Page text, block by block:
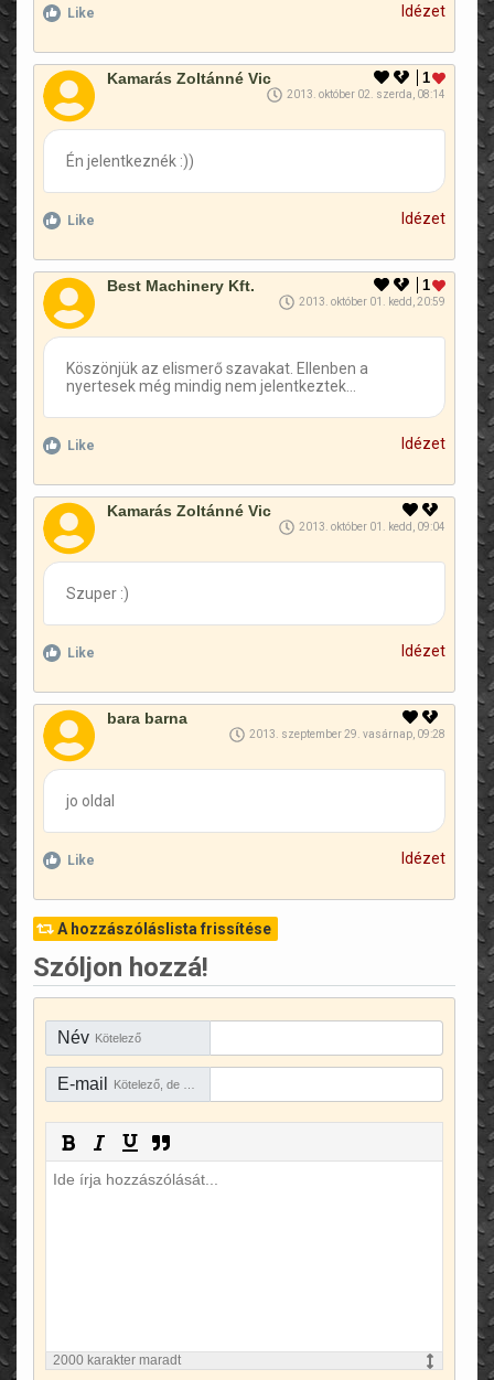
Like Idézet
1
Kamarás Zoltánné Vic
2013. október 02. szerda, 08:14
Én jelentkeznék :))
Like Idézet
1
Best Machinery Kft.
2013. október 01. kedd, 20:59
Köszönjük az elismerő szavakat. Ellenben a
nyertesek még mindig nem jelentkeztek...
Like Idézet
Kamarás Zoltánné Vic
2013. október 01. kedd, 09:04
Szuper :)
Like Idézet
bara barna
2013. szeptember 29. vasárnap, 09:28
jo oldal
Like Idézet
A hozzászóláslista frissítése
Szóljon hozzá!
Név Kötelező
E-mail
2000 karakter maradt